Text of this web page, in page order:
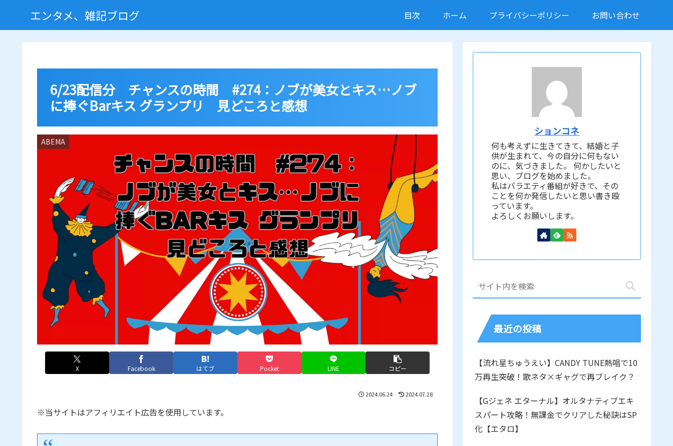
エンタメ、雑記ブログ 目次 ホーム プライバシーポリシー お問い合わせ
6/23配信分 チャンスの時間 #274：ノブが美女とキス…ノブ
に捧ぐBarキス グランプリ 見どころと感想
ABEMA
X Facebook はてブ Pocket LINE コピー
2024.06.24 2024.07.28
※当サイトはアフィリエイト広告を使用しています。
ションコネ
何も考えずに生きてきて、結婚と子
供が生まれて、今の自分に何もない
のに、気づきました。 何かしたいと
思い、ブログを始めました。
私はバラエティ番組が好きで、その
ことを何か発信したいと思い書き殴
っています。
よろしくお願いします。
最近の投稿
【流れ星ちゅうえい】CANDY TUNE熱唱で10
万再生突破！歌ネタ×ギャグで再ブレイク？
【Gジェネ エターナル】オルタナティブエキ
スパート攻略！無課金でクリアした秘訣はSP
化【エタロ】